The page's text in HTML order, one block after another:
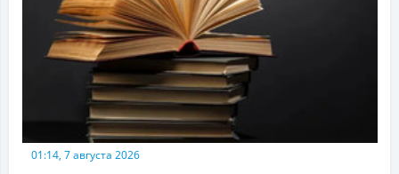
01:14, 7 августа 2026